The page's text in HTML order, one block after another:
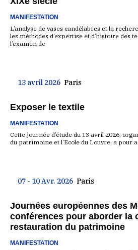
MANIFESTATION
L’analyse de vases candélabres et la
les méthodes d’expertise et d’histoire des
l’examen de
13 avril 2026 Paris
Exposer le textile
MANIFESTATION
Cette journée d’étude du 13 avril 2026,
du patrimoine et l’Ecole du Louvre, a pour
07 - 10 Avr. 2026 Paris
Journées européennes des
conférences pour aborder la
restauration du patrimoine
MANIFESTATION